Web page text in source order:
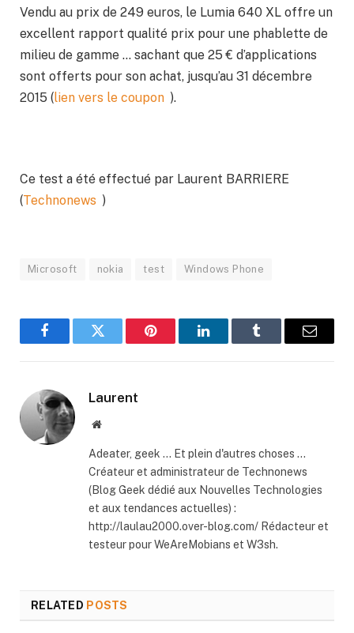
Vendu au prix de 249 euros, le Lumia 640 XL offre un
excellent rapport qualité prix pour une phablette de
milieu de gamme … sachant que 25 € d’applications
sont offerts pour son achat, jusqu’au 31 décembre
2015 (lien vers le coupon ).
Ce test a été effectué par Laurent BARRIERE
(Technonews )
Microsoft nokia test Windows Phone
FacebookTwitter Pinterest LinkedInTumblr Email
Laurent
Website
Adeater, geek ... Et plein d'autres choses ...
Créateur et administrateur de Technonews
(Blog Geek dédié aux Nouvelles Technologies
et aux tendances actuelles) :
http://laulau2000.over-blog.com/ Rédacteur et
testeur pour WeAreMobians et W3sh.
RELATED POSTS